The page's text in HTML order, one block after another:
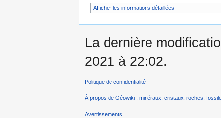
Afficher les informations détaillées
La dernière
2021 à 22:02.
Politique de confidentialité
À propos de Géowiki : minéraux, cristaux, roches,
Avertissements